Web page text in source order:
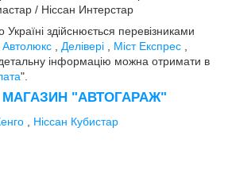
/ Ніссан Интерстар
здійснюється перевізниками
Автолюкс , Делівері , Міст Експрес ,
інформацію можна отримати в
".
МАГАЗИН "АВТОГАРАЖ"
, Ніссан Кубистар